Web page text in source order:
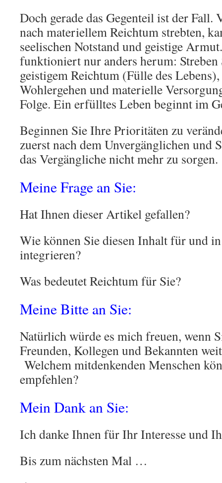
Doch gerade das Gegenteil ist der Fall.
nach materiellem Reichtum strebten,
seelischen Notstand und geistige
funktioniert nur anders herum: Streben
geistigem Reichtum (Fülle des
Wohlergehen und materielle
Folge. Ein erfülltes Leben beginnt im
Beginnen Sie Ihre Prioritäten zu
zuerst nach dem Unvergänglichen und
das Vergängliche nicht mehr zu sorgen.
Meine Frage an Sie:
Hat Ihnen dieser Artikel gefallen?
Wie können Sie diesen Inhalt für und
integrieren?
Was bedeutet Reichtum für Sie?
Meine Bitte an Sie:
Natürlich würde es mich freuen, wenn
Freunden, Kollegen und Bekannten
Welchem mitdenkenden Menschen
empfehlen?
Mein Dank an Sie:
Ich danke Ihnen für Ihr Interesse und
Bis zum nächsten Mal …